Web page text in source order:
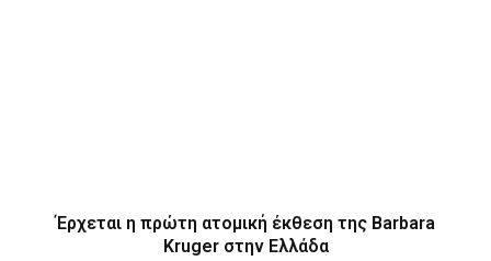
Έρχεται η πρώτη ατομική έκθεση της Barbara
Kruger στην Ελλάδα